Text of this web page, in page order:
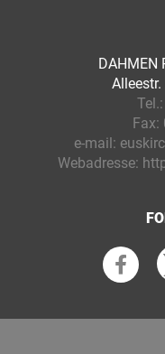
DAHMEN
Tel.:
Fax:
e-mail:
Webadresse: